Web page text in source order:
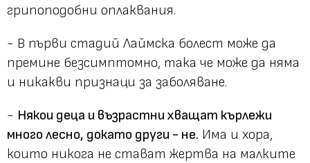
грипоподобни оплаквания.
- В първи стадий Лаймска болест може да
премине безсимптомно, така че може да няма
и никакви признаци за заболяване.
- Някои деца и възрастни хващат кърлежи
много лесно, докато други - не. Има и хора,
които никога не стават жертва на малките